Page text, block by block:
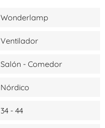
Wonderlamp
Ventilador
Salón - Comedor
Nórdico
34 - 44